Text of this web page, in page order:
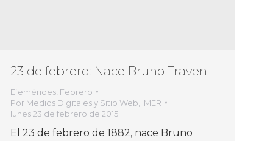
23 de febrero: Nace Bruno Traven
Efemérides Febrero
Por Medios Digitales y Sitio Web, IMER
lunes 23 de febrero de 2015
El 23 de febrero de 1882, nace Bruno